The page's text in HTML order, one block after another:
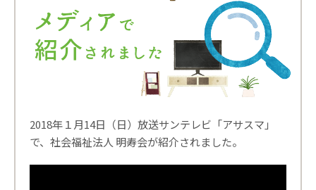
2018年１月14日（日）放送サンテレビ「アサスマ」
で、社会福祉法人 明寿会が紹介されました。